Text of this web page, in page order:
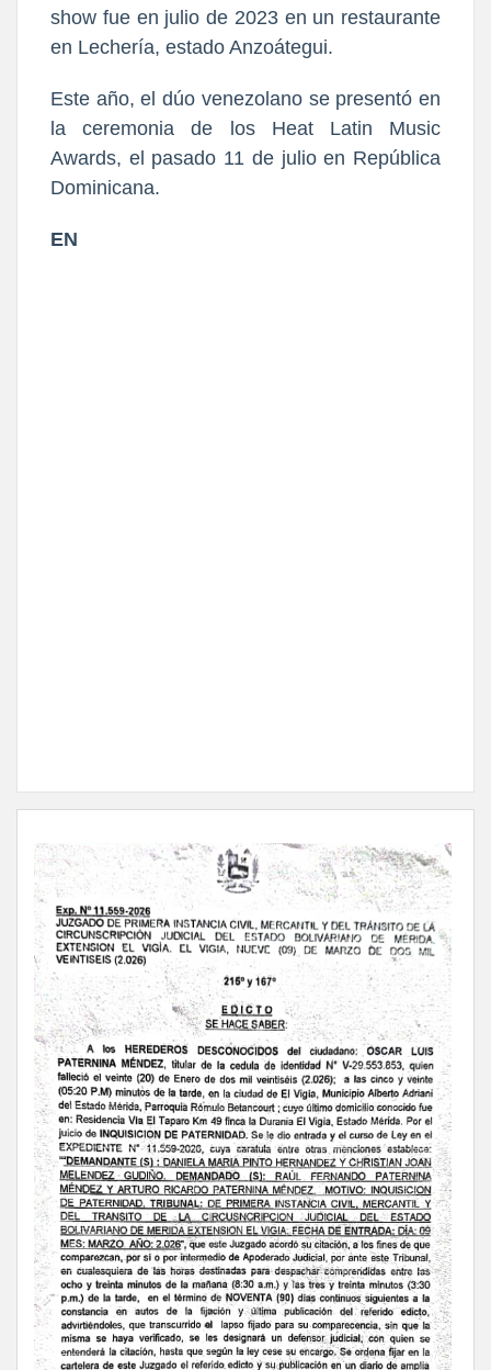
show fue en julio de 2023 en un restaurante
en Lechería, estado Anzoátegui.
Este año, el dúo venezolano se presentó en
la ceremonia de los Heat Latin Music
Awards, el pasado 11 de julio en República
Dominicana.
EN